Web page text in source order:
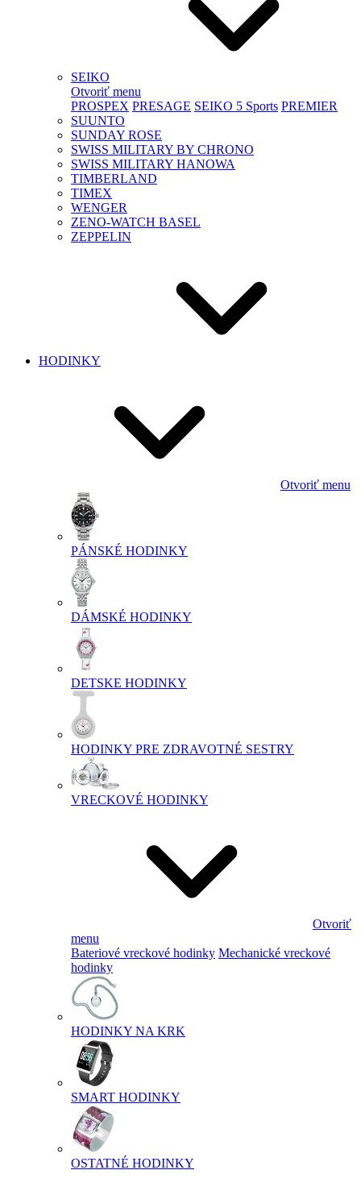
SEIKO
Otvoriť menu
PROSPEX PRESAGE SEIKO 5 Sports PREMIER
SUUNTO
SUNDAY ROSE
SWISS MILITARY BY CHRONO
SWISS MILITARY HANOWA
TIMBERLAND
TIMEX
WENGER
ZENO-WATCH BASEL
ZEPPELIN
HODINKY
Otvoriť menu
PÁNSKÉ HODINKY
DÁMSKÉ HODINKY
DETSKE HODINKY
HODINKY PRE ZDRAVOTNÉ SESTRY
VRECKOVÉ HODINKY
Otvoriť
menu
Bateriové vreckové hodinky Mechanické vreckové
hodinky
HODINKY NA KRK
SMART HODINKY
OSTATNÉ HODINKY